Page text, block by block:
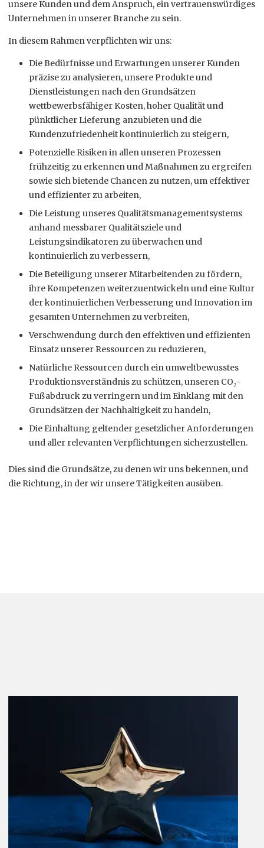
unsere Kunden und dem Anspruch, ein vertrauenswürdiges
Unternehmen in unserer Branche zu sein.
In diesem Rahmen verpflichten wir uns:
Die Bedürfnisse und Erwartungen unserer Kunden
präzise zu analysieren, unsere Produkte und
Dienstleistungen nach den Grundsätzen
wettbewerbsfähiger Kosten, hoher Qualität und
pünktlicher Lieferung anzubieten und die
Kundenzufriedenheit kontinuierlich zu steigern,
Potenzielle Risiken in allen unseren Prozessen
frühzeitig zu erkennen und Maßnahmen zu ergreifen
sowie sich bietende Chancen zu nutzen, um effektiver
und effizienter zu arbeiten,
Die Leistung unseres Qualitätsmanagementsystems
anhand messbarer Qualitätsziele und
Leistungsindikatoren zu überwachen und
kontinuierlich zu verbessern,
Die Beteiligung unserer Mitarbeitenden zu fördern,
ihre Kompetenzen weiterzuentwickeln und eine Kultur
der kontinuierlichen Verbesserung und Innovation im
gesamten Unternehmen zu verbreiten,
Verschwendung durch den effektiven und effizienten
Einsatz unserer Ressourcen zu reduzieren,
Natürliche Ressourcen durch ein umweltbewusstes
Produktionsverständnis zu schützen, unseren CO₂-
Fußabdruck zu verringern und im Einklang mit den
Grundsätzen der Nachhaltigkeit zu handeln,
Die Einhaltung geltender gesetzlicher Anforderungen
und aller relevanten Verpflichtungen sicherzustellen.
Dies sind die Grundsätze, zu denen wir uns bekennen, und
die Richtung, in der wir unsere Tätigkeiten ausüben.